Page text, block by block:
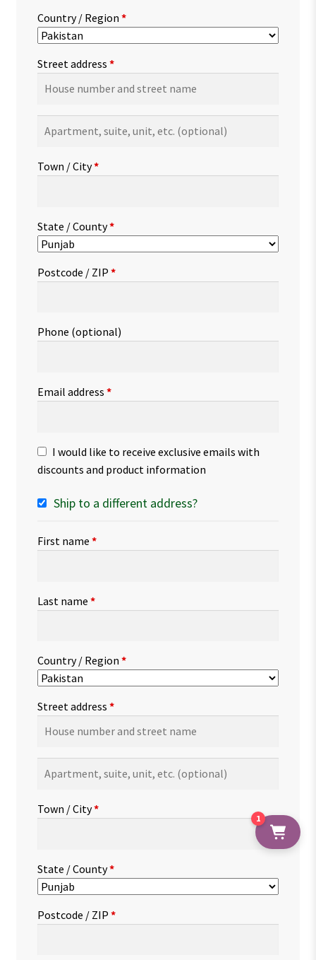
Country / Region *
Street address *
suite,
etc.(optional)
Town / City*
State / County*
Postcode / ZIP *
Phone (optional)
Email address *
I would like to receive exclusive emails with
discounts and product information
Ship to a different address?
First name *
Last name *
Country / Region *
Street address *
suite,
etc.(optional)
Town / City*
State / County*
Postcode / ZIP *
1